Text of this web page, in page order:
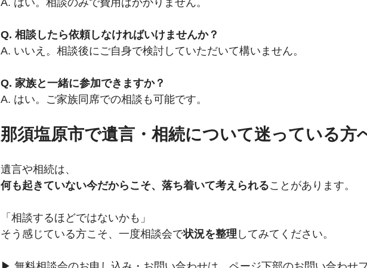
A. はい。相談のみで費用はかかりません。
Q. 相談したら依頼しなければいけませんか？
A. いいえ。相談後にご自身で検討していただいて構いません。
Q. 家族と一緒に参加できますか？
A. はい。ご家族同席での相談も可能です。
那須塩原市で遺言・相続について迷っている方
遺言や相続は、
何も起きていない今だからこそ、落ち着いて考えられることがあります。
「相談するほどではないかも」
そう感じている方こそ、一度相談会で状況を整理 してみてください。